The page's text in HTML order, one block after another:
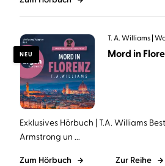
NEU
T. A. Williams
Mord in
Exklusives Hörbuch | T.A. Williams
Armstrong un ...
Zum Hörbuch Zur Reihe